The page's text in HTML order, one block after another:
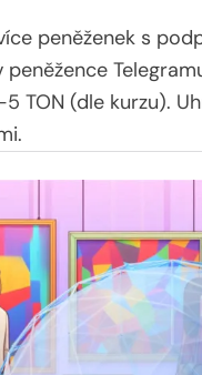
peněženek s
TON (dle kurzu).